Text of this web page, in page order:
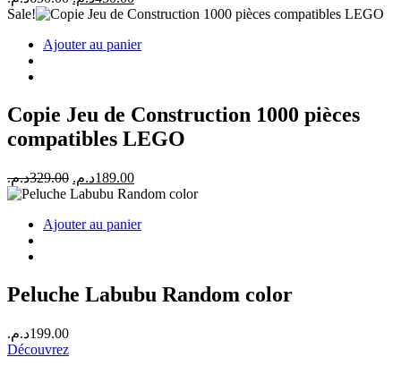
prix
était :
prix
est :
Sale!
Ajouter au panier
Copie Jeu de Construction 1000 pièces
compatibles LEGO
329.00د.م.
Le
prix
était :
189.00د.م.
Le
prix
est :
Ajouter au panier
Peluche Labubu Random color
199.00د.م.
Découvrez